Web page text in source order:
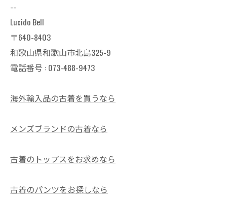
--
Lucido Bell
〒640-8403
和歌山県和歌山市北島325-9
電話番号 : 073-488-9473
海外輸入品の古着を買うなら
メンズブランドの古着なら
古着のトップスをお求めなら
古着のパンツをお探しなら